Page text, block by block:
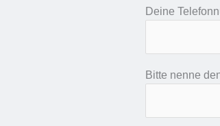
Deine
Bitte nenne